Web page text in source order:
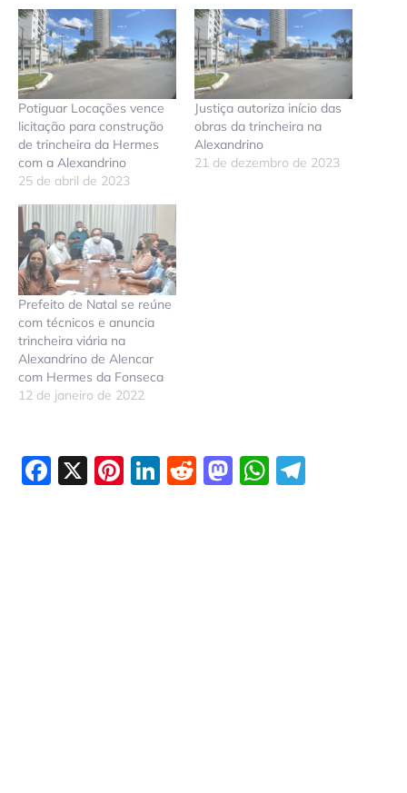
Potiguar Locações vence
licitação para construção
de trincheira da Hermes
com a Alexandrino
25 de abril de 2023
Justiça autoriza início das
obras da trincheira na
Alexandrino
21 de dezembro de 2023
Prefeito de Natal se reúne
com técnicos e anuncia
trincheira viária na
Alexandrino de Alencar
com Hermes da Fonseca
12 de janeiro de 2022
Facebook
X Pinterest
LinkedIn
Reddit
Mastodon